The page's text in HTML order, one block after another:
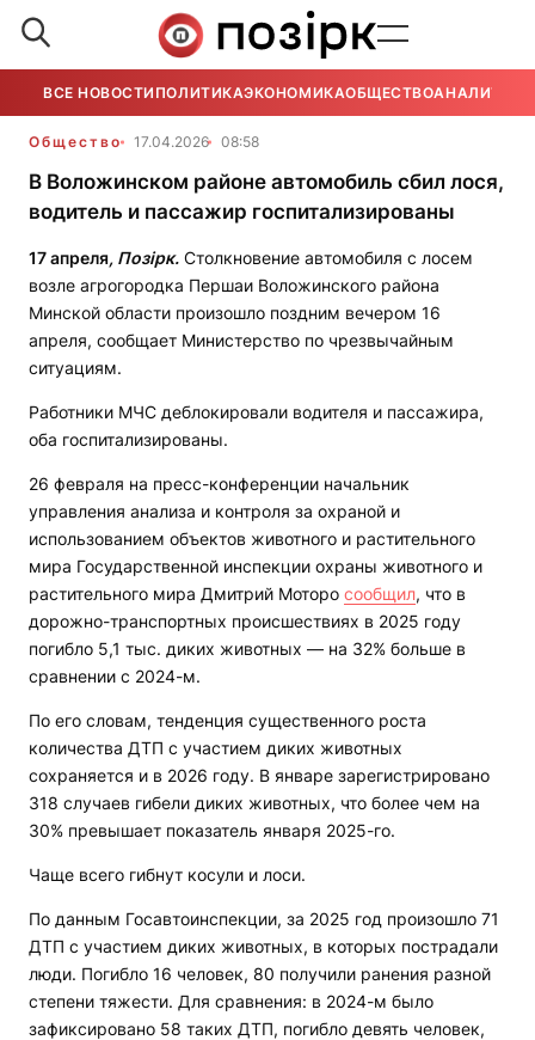
ВСЕ НОВОСТИ ПОЛИТИКАЭКОНОМИКАОБЩЕСТВОАНАЛИТИКА
Общество 17.04.2026 08:58
В Воложинском районе автомобиль сбил лося,
водитель и пассажир госпитализированы
17 апреля, Позірк. Столкновение автомобиля с лосем
возле агрогородка Першаи Воложинского района
Минской области произошло поздним вечером 16
апреля, сообщает Министерство по чрезвычайным
ситуациям.
Работники МЧС деблокировали водителя и пассажира,
оба госпитализированы.
26 февраля на пресс-конференции начальник
управления анализа и контроля за охраной и
использованием объектов животного и растительного
мира Государственной инспекции охраны животного и
растительного мира Дмитрий Моторо сообщил, что в
дорожно-транспортных происшествиях в 2025 году
погибло 5,1 тыс. диких животных — на 32% больше в
сравнении с 2024-м.
По его словам, тенденция существенного роста
количества ДТП с участием диких животных
сохраняется и в 2026 году. В январе зарегистрировано
318 случаев гибели диких животных, что более чем на
30% превышает показатель января 2025-го.
Чаще всего гибнут косули и лоси.
По данным Госавтоинспекции, за 2025 год произошло 71
ДТП с участием диких животных, в которых пострадали
люди. Погибло 16 человек, 80 получили ранения разной
степени тяжести. Для сравнения: в 2024-м было
зафиксировано 58 таких ДТП, погибло девять человек,